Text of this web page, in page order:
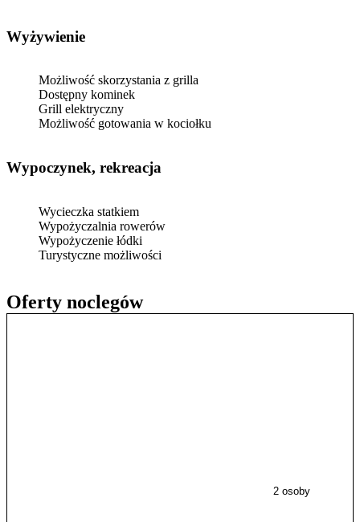
Oferty noclegów
2 osoby
Wyżywienie
Możliwość skorzystania z grilla
Dostępny kominek
Grill elektryczny
Możliwość gotowania w kociołku
Wypoczynek, rekreacja
Wycieczka statkiem
Wypożyczalnia rowerów
Wypożyczenie łódki
Turystyczne możliwości